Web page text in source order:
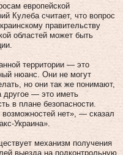
европейской
Кулеба считает, что вопрос
правительству
областей может быть
территории — это
нюанс. Они не могут
но они так же понимают,
другое — это иметь
в плане безопасности.
нет», — сказал
Украина».
механизм получения
выезда на подконтрольную